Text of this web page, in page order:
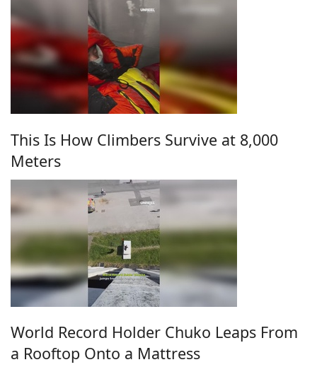
This Is How Climbers Survive at 8,000
Meters
World Record Holder Chuko Leaps From
a Rooftop Onto a Mattress